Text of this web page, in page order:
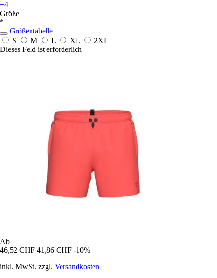
+4
Größe
*
Größentabelle
S
M L XL
2XL
Dieses Feld ist erforderlich
Ab
46,52 CHF 41,86 CHF -10%
inkl. MwSt. zzgl. Versandkosten